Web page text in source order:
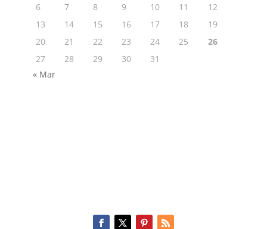
6
7 8 9 10 11
12
13
14 15 16 17 18
19
20
21 22 23 24 25
26
27
28 29 30
31
« Mar